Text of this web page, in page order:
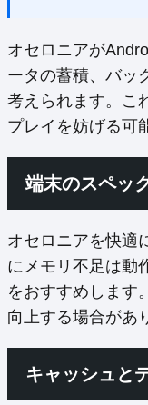
オセロニアが
ータの蓄積、バッ
考えられます。こ
プレイを妨げる可
端末のスペッ
オセロニアを快適
にメモリ不足は動
をおすすめします
向上する場合があ
キャッシュと